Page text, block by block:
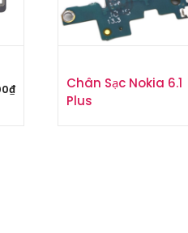
₫
Chân Sạc Nokia 6.1
Plus